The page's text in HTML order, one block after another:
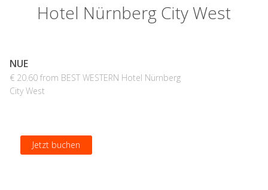
Hotel Nürnberg City West
NUE
€ 20.60 from BEST WESTERN Hotel Nürnberg
City West
Jetzt buchen